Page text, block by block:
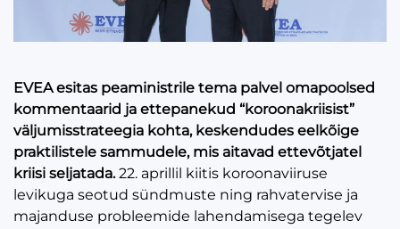
EVEA esitas peaministrile tema palvel omapoolsed
kommentaarid ja ettepanekud “koroonakriisist”
väljumisstrateegia kohta, keskendudes eelkõige
praktilistele sammudele, mis aitavad ettevõtjatel
kriisi seljatada.22. aprillil kiitis koroonaviiruse
levikuga seotud sündmuste ning rahvatervise ja
majanduse probleemide lahendamisega tegelev